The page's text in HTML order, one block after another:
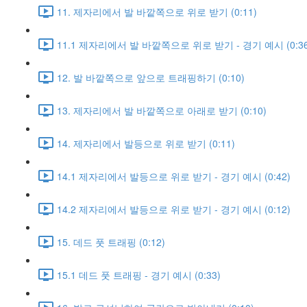
11. 제자리에서 발 바깥쪽으로 위로 받기 (0:11)
11.1 제자리에서 발 바깥쪽으로 위로 받기 - 경기 예시
12. 발 바깥쪽으로 앞으로 트래핑하기 (0:10)
13. 제자리에서 발 바깥쪽으로 아래로 받기 (0:10)
14. 제자리에서 발등으로 위로 받기 (0:11)
14.1 제자리에서 발등으로 위로 받기 - 경기 예시 (0:42)
14.2 제자리에서 발등으로 위로 받기 - 경기 예시 (0:12)
15. 데드 풋 트래핑 (0:12)
15.1 데드 풋 트래핑 - 경기 예시 (0:33)